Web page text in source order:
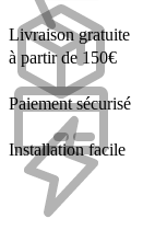
Livraison gratuite
à partir de 150€
Paiement sécurisé
Installation facile